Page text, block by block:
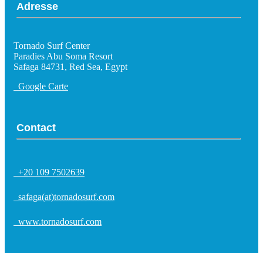
Adresse
Tornado Surf Center
Paradies Abu Soma Resort
Safaga 84731, Red Sea, Egypt
Google Carte
Contact
+20 109 7502639
safaga(at)tornadosurf.com
www.tornadosurf.com